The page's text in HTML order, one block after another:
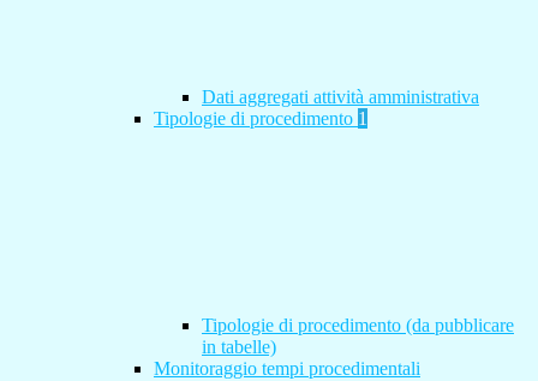
Dati aggregati attività amministrativa
Tipologie di procedimento 1
Tipologie di procedimento (da pubblicare
in tabelle)
Monitoraggio tempi procedimentali